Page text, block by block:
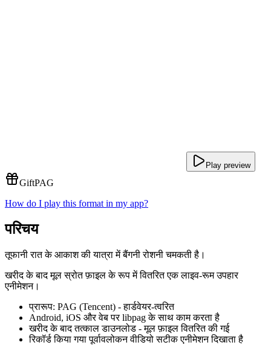
Play preview
GiftPAG
How do I play this format in my app?
परिचय
तूफानी रात के आकाश की यात्रा में बैंगनी रोशनी चमकती है।
खरीद के बाद मूल स्रोत फ़ाइल के रूप में वितरित एक लाइव-रूम उपहार
एनीमेशन।
प्रारूप: PAG (Tencent) - हार्डवेयर-त्वरित
Android, iOS और वेब पर libpag के साथ काम करता है
खरीद के बाद तत्काल डाउनलोड - मूल फ़ाइल वितरित की गई
रिकॉर्ड किया गया पूर्वावलोकन वीडियो सटीक एनीमेशन दिखाता है